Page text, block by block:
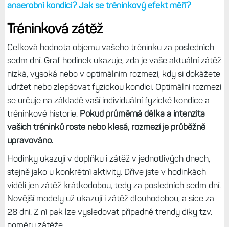
vyšší, tím byl váš trénink v dané oblasti intenzivnější.
Z obou čísel se pak dá snadno odvodit, v jaké oblasti jste
Například tréninky HIIT nebo rychlé sprinty se budou
nacházet v oblasti vysoce aerobní či anaerobní, zatímco
plnyulý běh či delší jízda na kole spíše v oblasti aerobní.
Záleží na tom, v jakých tepových zónách jste se primárně
pohybovali.
Training Effect: Jaký vliv měla aktivita na vaši aerobní či
anaerobní kondici? Jak se tréninkový efekt měří?
Tréninková zátěž
Celková hodnota objemu vašeho tréninku za posledních
sedm dní. Graf hodinek ukazuje, zda je vaše aktuální zátěž
nízká, vysoká nebo v optimálním rozmezí, kdy si dokážete
udržet nebo zlepšovat fyzickou kondici. Optimální rozmezí